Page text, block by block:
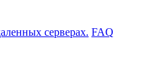
серверах. FAQ